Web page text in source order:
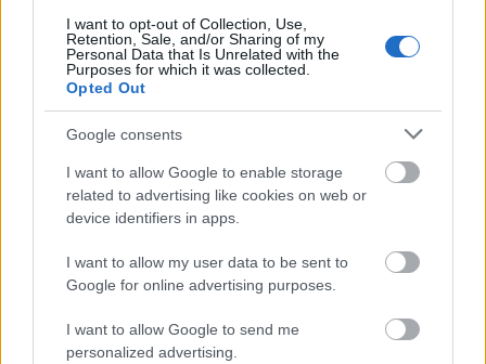
I want to opt-out of Collection, Use,
Retention, Sale, and/or Sharing of my
Personal Data that Is Unrelated with the
Purposes for which it was collected.
Opted Out
Google consents
I want to allow Google to enable storage
related to advertising like cookies on web or
device identifiers in apps.
I want to allow my user data to be sent to
Google for online advertising purposes.
I want to allow Google to send me
personalized advertising.
ΑΣΕΠ: Εξ αποστάσεως η πιο Εύκολη
Πιστοποίηση Υπολογιστών σε 2
μέρες
Μάθε πρώτος όλες τις σημαντικές
ειδήσεις.
Βάλε το proson.gr στα αποτελέσματα
αναζήτησης της Google